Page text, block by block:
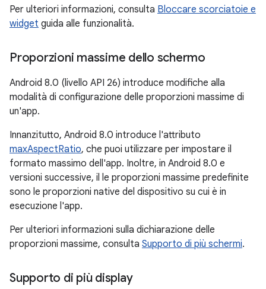
Per ulteriori informazioni, consulta Bloccare scorciatoie e
widget guida alle funzionalità.
Proporzioni massime dello schermo
Android 8.0 (livello API 26) introduce modifiche alla
modalità di configurazione delle proporzioni massime di
un'app.
Innanzitutto, Android 8.0 introduce l'attributo
maxAspectRatio, che puoi utilizzare per impostare il
formato massimo dell'app. Inoltre, in Android 8.0 e
versioni successive, il le proporzioni massime predefinite
sono le proporzioni native del dispositivo su cui è in
esecuzione l'app.
Per ulteriori informazioni sulla dichiarazione delle
proporzioni massime, consulta Supporto di più schermi.
Supporto di più display